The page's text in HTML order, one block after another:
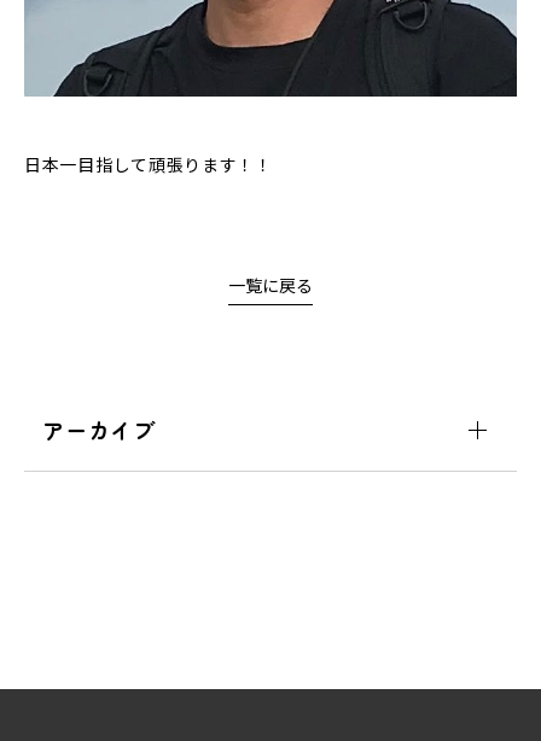
日本一目指して頑張ります！！
一覧に戻る
アーカイブ